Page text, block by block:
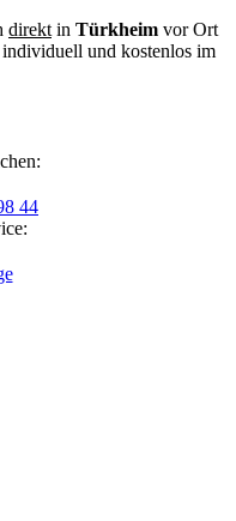
direkt in Türkheim vor Ort
und kostenlos im
44